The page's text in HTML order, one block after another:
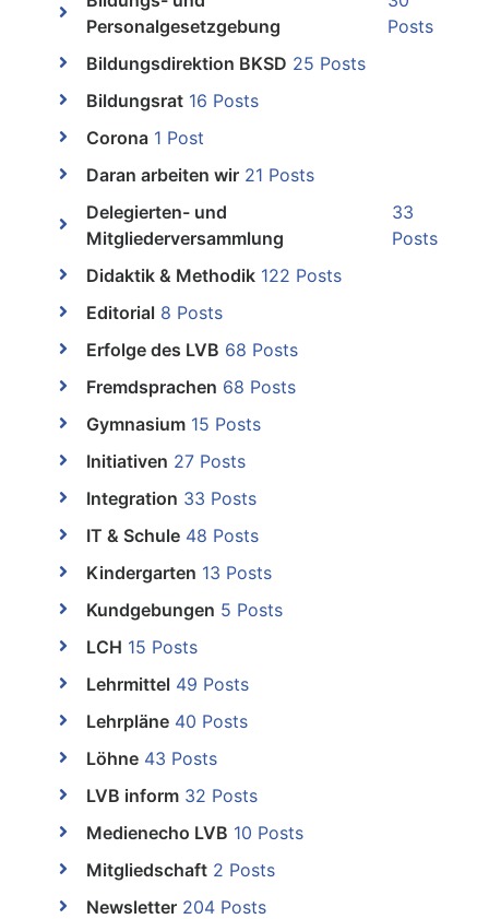
Personalgesetzgebung
Posts
Bildungsdirektion BKSD 25 Posts
Bildungsrat 16 Posts
Corona 1 Post
Daran arbeiten wir 21 Posts
Delegierten- und
Mitgliederversammlung
33
Posts
Didaktik & Methodik 122 Posts
Editorial 8 Posts
Erfolge des LVB 68 Posts
Fremdsprachen 68 Posts
Gymnasium 15 Posts
Initiativen 27 Posts
Integration 33 Posts
IT & Schule 48 Posts
Kindergarten 13 Posts
Kundgebungen 5 Posts
LCH 15 Posts
Lehrmittel 49 Posts
Lehrpläne 40 Posts
Löhne 43 Posts
LVB inform 32 Posts
Medienecho LVB 10 Posts
Mitgliedschaft 2 Posts
Newsletter 204 Posts